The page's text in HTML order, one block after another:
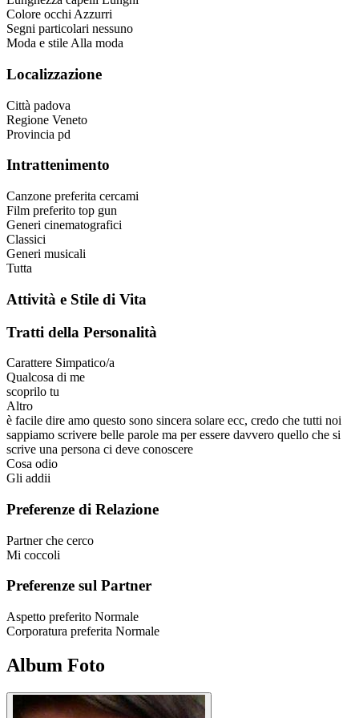
Colore occhi Azzurri
Segni particolari nessuno
Moda e stile Alla moda
Localizzazione
Città padova
Regione Veneto
Provincia pd
Intrattenimento
Canzone preferita cercami
Film preferito top gun
Generi cinematografici
Classici
Generi musicali
Tutta
Attività e Stile di Vita
Tratti della Personalità
Carattere Simpatico/a
Qualcosa di me
scoprilo tu
Altro
è facile dire amo questo sono sincera solare ecc, credo che tutti noi
sappiamo scrivere belle parole ma per essere davvero quello che si
scrive una persona ci deve conoscere
Cosa odio
Gli addii
Preferenze di Relazione
Partner che cerco
Mi coccoli
Preferenze sul Partner
Aspetto preferito Normale
Corporatura preferita Normale
Album Foto